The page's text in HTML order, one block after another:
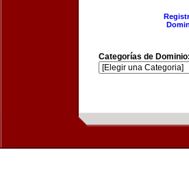
Categorías de Dominio: